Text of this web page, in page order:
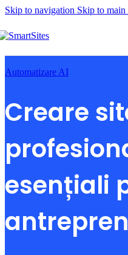
Skip to navigation Skip to main
Automatizare AI
Creare
esențiali